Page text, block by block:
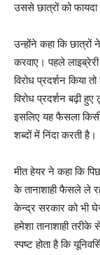
उससे छात्रों को फायदा
उन्होंने कहा कि
करवाए। पहले
विरोध प्रदर्शन किया
विरोध प्रदर्शन बढ़ी
इसलिए यह फैसला
शब्दों में निंदा करती है।
मीत हेयर ने कहा कि
के तानाशाही फैसले ले
केन्द्र सरकार को भी
हमेशा तानाशाही
स्पष्ट होता है कि